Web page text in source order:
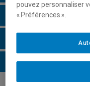
Horaire - Été 2026
Horaire - Automne
Horaire - Hiver 2027
pouvez personnaliser
« Préférences ».